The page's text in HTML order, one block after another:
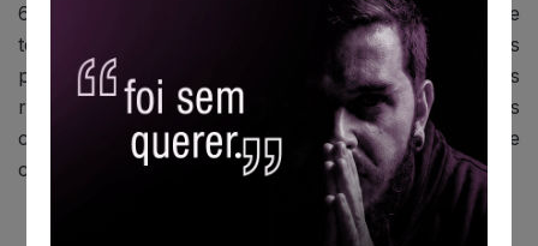
60milhões na aquisição de novos equipamentos e
tecnologia, assumindo posição de destaque entre os
principais players do setor. “Os investimentos
realizados nos posicionam como a empresa mais
competitiva no fornecimento de semielaborados de
cobre e suas ligas no Brasil”, finaliza Carvalho.